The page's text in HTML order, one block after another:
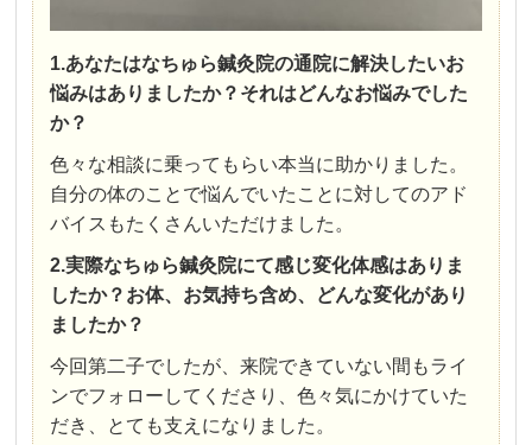
1.あなたはなちゅら鍼灸院の通院に解決したいお
悩みはありましたか？それはどんなお悩みでした
か？
色々な相談に乗ってもらい本当に助かりました。
自分の体のことで悩んでいたことに対してのアド
バイスもたくさんいただけました。
2.実際なちゅら鍼灸院にて感じ変化体感はありま
したか？お体、お気持ち含め、どんな変化があり
ましたか？
今回第二子でしたが、来院できていない間もライ
ンでフォローしてくださり、色々気にかけていた
だき、とても支えになりました。